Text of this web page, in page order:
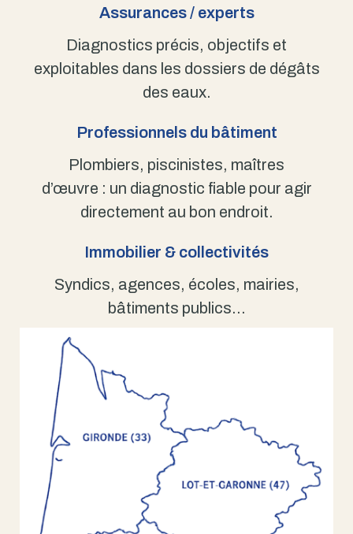
Assurances / experts
Diagnostics précis, objectifs et
exploitables dans les dossiers de dégâts
des eaux.
Professionnels du bâtiment
Plombiers, piscinistes, maîtres
d’œuvre : un diagnostic fiable pour agir
directement au bon endroit.
Immobilier & collectivités
Syndics, agences, écoles, mairies,
bâtiments publics…